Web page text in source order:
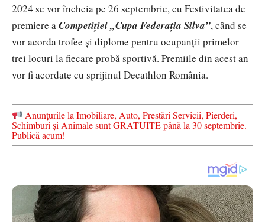
2024 se vor încheia pe 26 septembrie, cu Festivitatea de
premiere aCompetiției „Cupa Federația Silva”, când se
vor acorda trofee și diplome pentru ocupanții primelor
trei locuri la fiecare probă sportivă. Premiile din acest an
vor fi acordate cu sprijinul Decathlon România.
Anunțurile la Imobiliare, Auto, Prestări Servicii, Pierderi,
Schimburi și Animale sunt GRATUITE până la 30 septembrie.
Publică acum!